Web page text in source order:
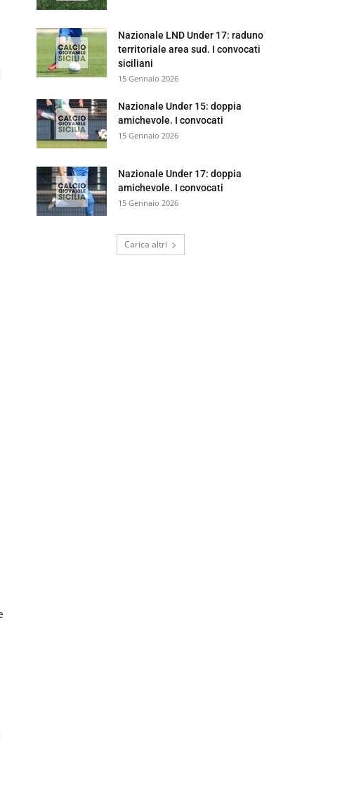
Nazionale LND Under 17: raduno
territoriale area sud. I convocati
siciliani
15 Gennaio 2026
Nazionale Under 15: doppia
amichevole. I convocati
15 Gennaio 2026
Nazionale Under 17: doppia
amichevole. I convocati
15 Gennaio 2026
Carica altri